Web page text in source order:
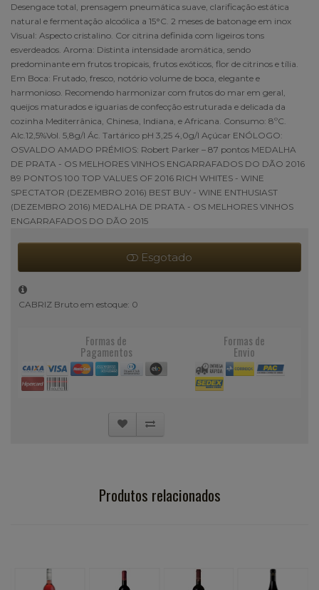
Desengace total, prensagem pneumática suave, clarificação estática
natural e fermentação alcoólica a 15°C. 2 meses de batonage em inox
Visual: Aspecto cristalino. Cor citrina definida com ligeiros tons
esverdeados. Aroma: Distinta intensidade aromática, sendo
predominante em frutos tropicais, frutos exóticos, flor de citrinos e tília.
Em Boca: Frutado, fresco, notório volume de boca, elegante e
harmonioso. Recomendo harmonizar com frutos do mar em geral,
queijos maturados e iguarias de confecção estruturada e delicada da
cozinha Mediterrânica, Chinesa, Indiana, e Africana. Consumo: 8ºC.
Alc.12,5%Vol. 5,8g/l Ác. Tartárico pH 3,25 4,0g/l Açúcar ENÓLOGO:
OSVALDO AMADO PRÉMIOS: Robert Parker – 87 pontos MEDALHA
DE PRATA - OS MELHORES VINHOS ENGARRAFADOS DO DÃO 2016
89 PONTOS 100 TOP VALUES OF 2016 RICH WHITES - WINE
SPECTATOR (DEZEMBRO 2016) BEST BUY - WINE ENTHUSIAST
(DEZEMBRO 2016) MEDALHA DE PRATA - OS MELHORES VINHOS
ENGARRAFADOS DO DÃO 2015
Esgotado
CABRIZ Bruto em estoque: 0
Formas de
Pagamentos
Formas de
Envio
Produtos relacionados